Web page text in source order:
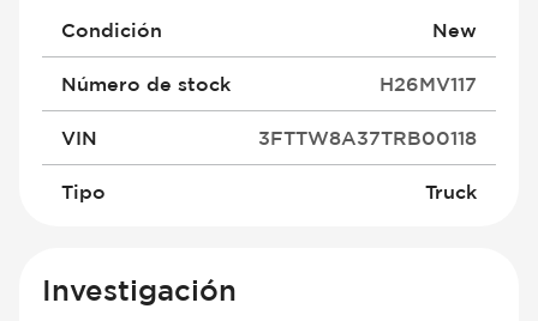
Condición New
Número de stock H26MV117
VIN 3FTTW8A37TRB00118
Tipo Truck
Investigación